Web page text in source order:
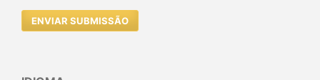
ENVIAR SUBMISSÃO